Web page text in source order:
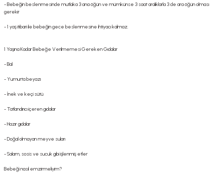
- Bebeğin beslenmesinde mutlaka 3 ana öğün ve mümkünse 3 saat aralıklarla 3 de ara öğün olması
gerekir
- 1 yaş itibari ile bebeğin gece beslenmesine ihtiyacı kalmaz.
1 Yaşına Kadar Bebeğe Verilmemesi Gereken Gıdalar
- Bal
- Yumurta beyazı
- İnek ve keçi sütü
- Tatlandırıcı içeren gıdalar
- Hazır gıdalar
- Doğal olmayan meyve suları
- Salam, sosis ve sucuk gibi işlenmiş etler
Bebeği nasıl emzirmeliyim?